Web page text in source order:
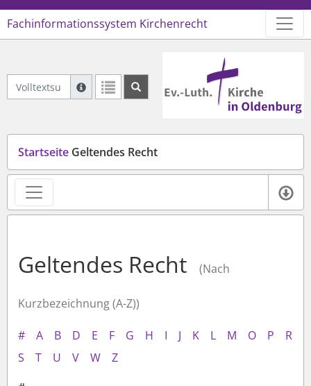
Fachinformationssystem Kirchenrecht
Volltextsuche Geltendes RechtSuche mit Platzhalter "*", Bsp. Pfarrer*, findet
Weitere Suchoperatoren finden Sie in unserer Hilfe.
Logo Ev.-Luth. Kirche in
Startseite Geltendes Recht
Geltendes Recht (Nach
Kurzbezeichnung (A-Z))
# A B D E F G H I J K L M O P
R
S
T U V W
Z